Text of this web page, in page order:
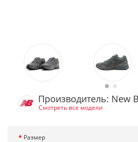
Производитель: New
Смотреть все модели
Размер